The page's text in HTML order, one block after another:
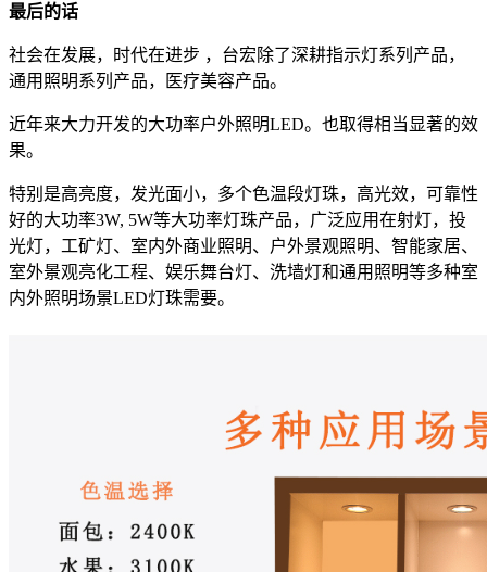
最后的话
社会在发展，时代在进步 ，台宏除了深耕指示灯系列产品，
通用照明系列产品，医疗美容产品。
近年来大力开发的大功率户外照明LED。也取得相当显著的效
果。
特别是高亮度，发光面小，多个色温段灯珠，高光效，可靠性
好的大功率3W, 5W等大功率灯珠产品，广泛应用在射灯，投
光灯，工矿灯、室内外商业照明、户外景观照明、智能家居、
室外景观亮化工程、娱乐舞台灯、洗墙灯和通用照明等多种室
内外照明场景LED灯珠需要。